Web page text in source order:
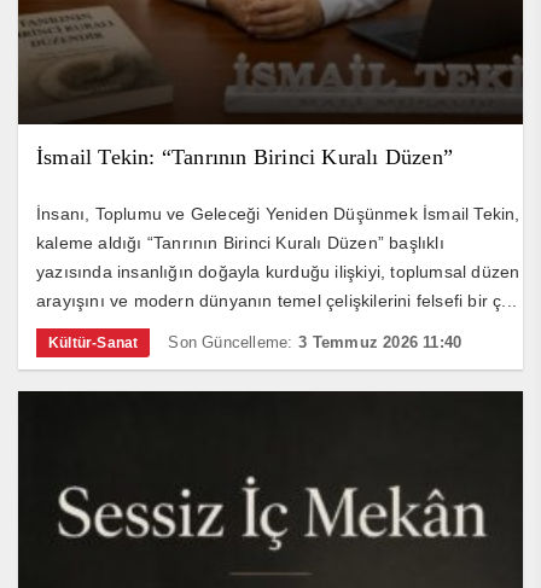
İsmail Tekin: “Tanrının Birinci Kuralı Düzen”
İnsanı, Toplumu ve Geleceği Yeniden Düşünmek İsmail Tekin,
kaleme aldığı “Tanrının Birinci Kuralı Düzen” başlıklı
yazısında insanlığın doğayla kurduğu ilişkiyi, toplumsal düzen
arayışını ve modern dünyanın temel çelişkilerini felsefi bir ç...
Kültür-Sanat Son Güncelleme: 3 Temmuz 2026 11:40